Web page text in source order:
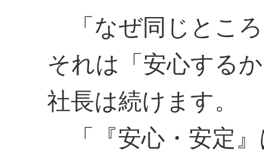
「なぜ同じとこ
それは「安心する
社長は続けます。
「『安心・安定